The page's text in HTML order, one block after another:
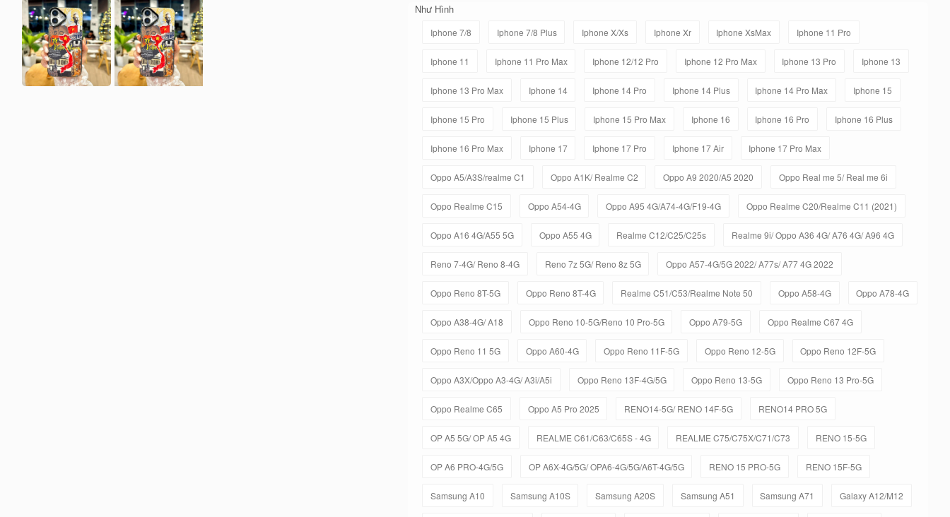
Như Hình
Iphone 7/8 Iphone 7/8 Plus Iphone X/Xs Iphone Xr Iphone XsMax Iphone 11 Pro
Iphone 11 Iphone 11 Pro Max Iphone 12/12 Pro Iphone 12 Pro Max Iphone 13 Pro Iphone 13
Iphone 13 Pro Max Iphone 14 Iphone 14 Pro Iphone 14 Plus Iphone 14 Pro Max Iphone 15
Iphone 15 Pro Iphone 15 Plus Iphone 15 Pro Max Iphone 16 Iphone 16 Pro Iphone 16 Plus
Iphone 16 Pro Max Iphone 17 Iphone 17 Pro Iphone 17 Air Iphone 17 Pro Max
Oppo A5/A3S/realme C1 Oppo A1K/ Realme C2 Oppo A9 2020/A5 2020 Oppo Real me 5/ Real me 6i
Oppo Realme C15 Oppo A54-4G Oppo A95 4G/A74-4G/F19-4G Oppo Realme C20/Realme C11 (2021)
Oppo A16 4G/A55 5G Oppo A55 4G Realme C12/C25/C25s Realme 9i/ Oppo A36 4G/ A76 4G/ A96 4G
Reno 7-4G/ Reno 8-4G Reno 7z 5G/ Reno 8z 5G Oppo A57-4G/5G 2022/ A77s/ A77 4G 2022
Oppo Reno 8T-5G Oppo Reno 8T-4G Realme C51/C53/Realme Note 50 Oppo A58-4G Oppo A78-4G
Oppo A38-4G/ A18 Oppo Reno 10-5G/Reno 10 Pro-5G Oppo A79-5G Oppo Realme C67 4G
Oppo Reno 11 5G Oppo A60-4G Oppo Reno 11F-5G Oppo Reno 12-5G Oppo Reno 12F-5G
Oppo A3X/Oppo A3-4G/ A3i/A5i Oppo Reno 13F-4G/5G Oppo Reno 13-5G Oppo Reno 13 Pro-5G
Oppo Realme C65 Oppo A5 Pro 2025 RENO14-5G/ RENO 14F-5G RENO14 PRO 5G
OP A5 5G/ OP A5 4G REALME C61/C63/C65S - 4G REALME C75/C75X/C71/C73 RENO 15-5G
OP A6 PRO-4G/5G OP A6X-4G/5G/ OPA6-4G/5G/A6T-4G/5G RENO 15 PRO-5G RENO 15F-5G
Samsung A10 Samsung A10S Samsung A20S Samsung A51 Samsung A71 Galaxy A12/M12